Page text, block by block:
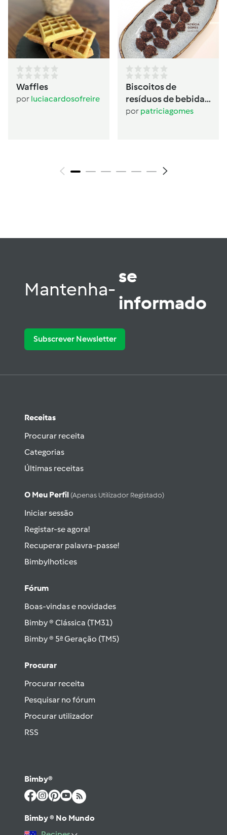
Waffles
por luciacardosofreire
Biscoitos de
resíduos de bebida
de aveia
por patriciagomes
Mantenha-
se
informado
Subscrever Newsletter
Receitas
Procurar receita
Categorias
Últimas receitas
O Meu Perfil (apenas Utilizador Registado)
Iniciar sessão
Registar-se agora!
Recuperar palavra-passe!
Bimbylhotices
Fórum
Boas-vindas e novidades
Bimby ® Clássica (TM31)
Bimby ® 5ª Geração (TM5)
Procurar
Procurar receita
Pesquisar no fórum
Procurar utilizador
RSS
Bimby®
Bimby ® No Mundo